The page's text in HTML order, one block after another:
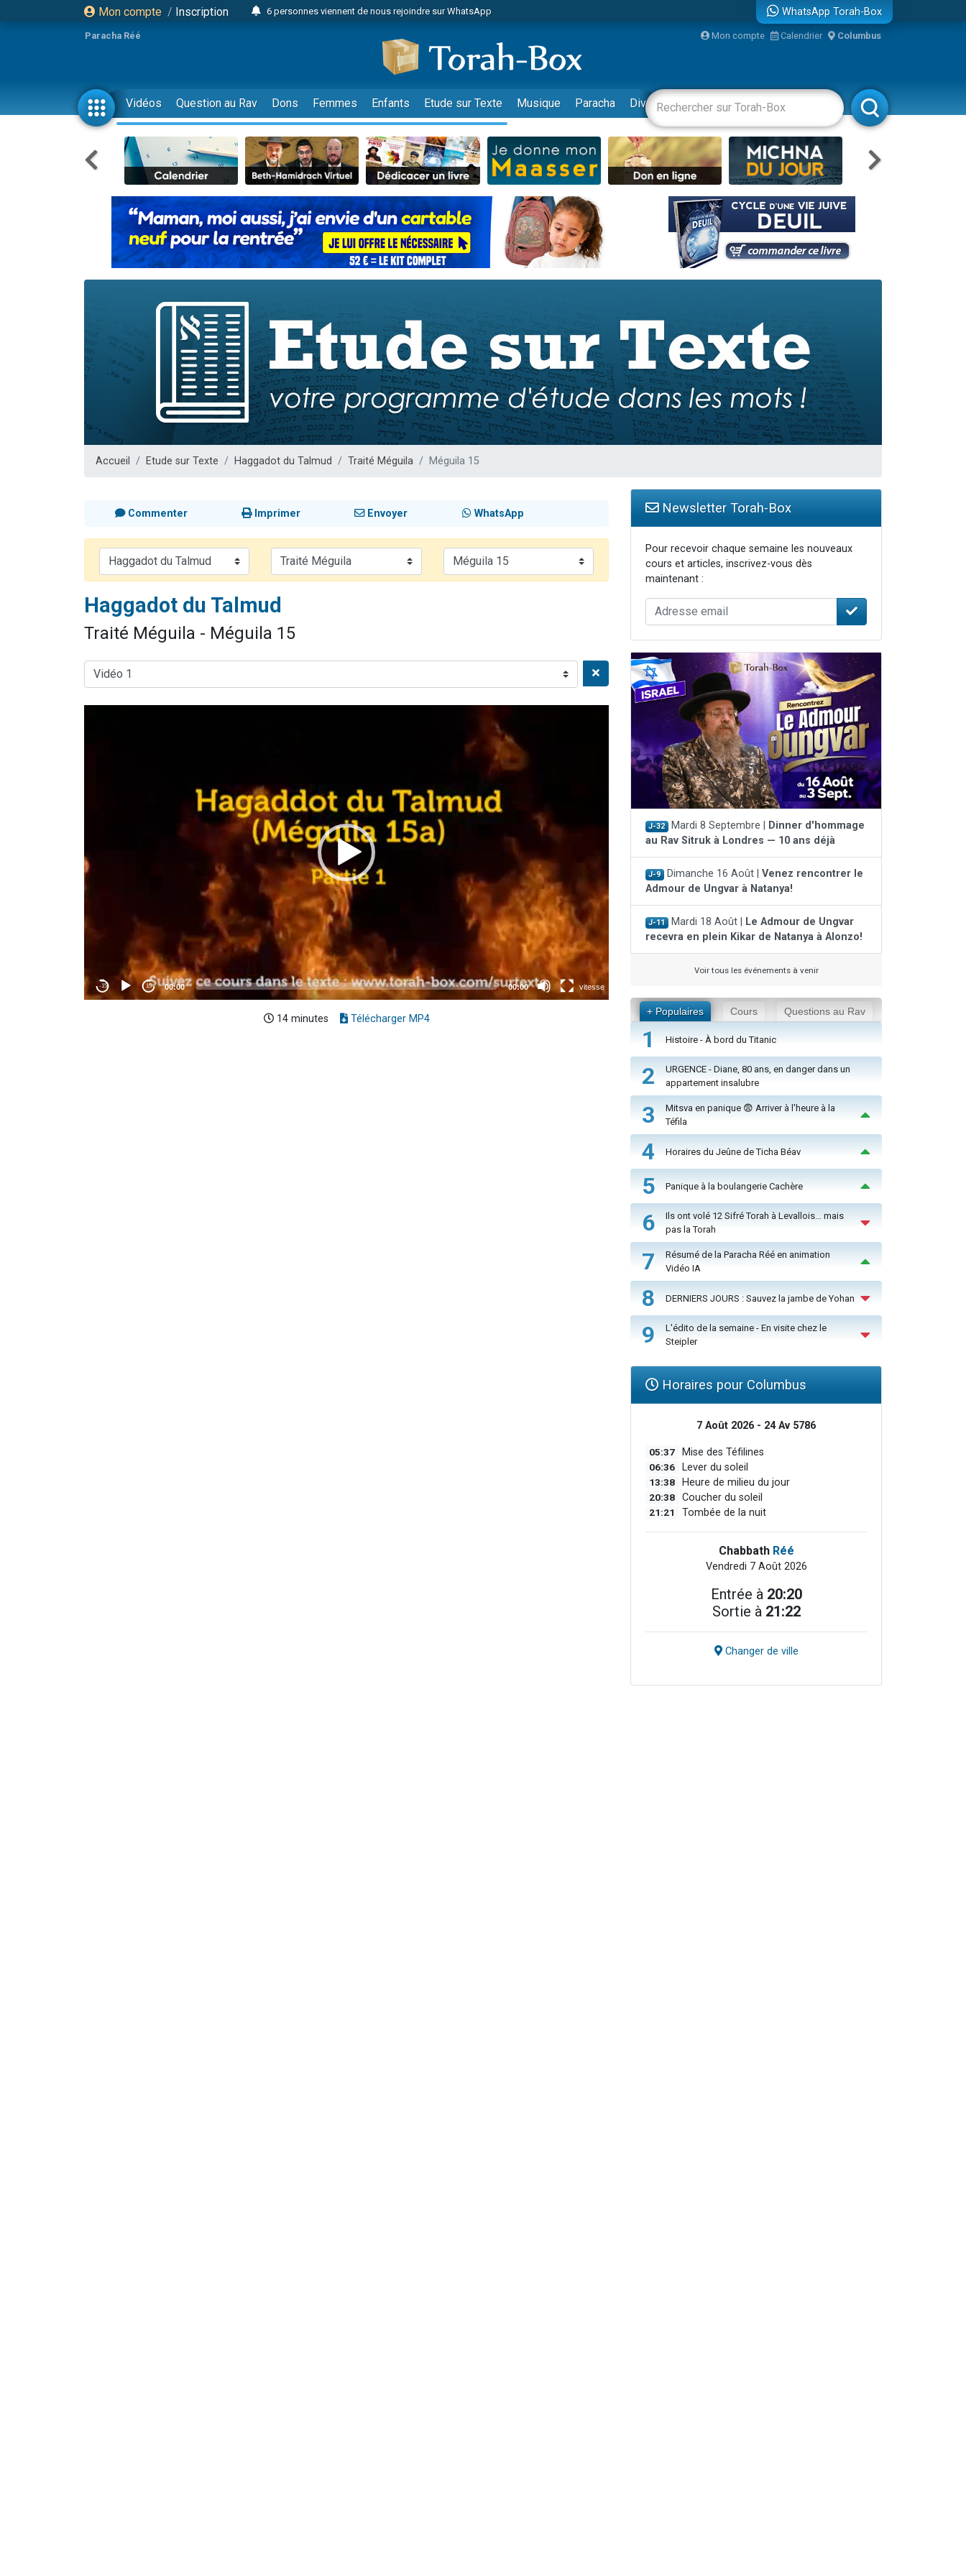
Mon compte / Inscription
6 personnes viennent de nous rejoindre sur WhatsApp
2 personnes viennent de faire un don pour 1 Journée de Vacances Pour les Enfants
17 personnes viennent de demander une bénédiction
4 personnes viennent de nous rejoindre sur WhatsApp
Il reste 49 places pour étudier en groupe sur Zoom
23 personnes viennent de faire un don pour Diane, 80 ans, dans un appartement insalubre
Eva vient de donner son Maasser
4 personnes viennent de nous rejoindre sur WhatsApp
3 personnes viennent de nous rejoindre sur WhatsApp
3 personnes viennent de faire un don pour 5 jours de vacances aux Orphelins
Odaya vient de donner son Maasser
13 personnes viennent de demander une bénédiction
Il reste 49 places pour étudier en groupe sur Zoom
12 nouvelles musiques dans Torah-Box Music
3 personnes viennent de nous rejoindre sur WhatsApp
2 personnes viennent de nous rejoindre sur WhatsApp
2 personnes viennent de nous rejoindre sur WhatsApp
WhatsApp Torah-Box
Paracha Réé Mon compte Calendrier Columbus
Vidéos Question au Rav Dons Femmes Enfants Etude sur Texte Musique Paracha Divertissements Livres Rabbanim
Accueil Etude sur Texte Haggadot du Talmud Traité Méguila Méguila 15
Commenter Imprimer Envoyer WhatsApp
Haggadot du Talmud
Traité Méguila - Méguila 15
14 minutes Télécharger MP4
Newsletter Torah-Box
Pour recevoir chaque semaine les nouveaux
cours et articles, inscrivez-vous dès
maintenant :
J-32 Mardi 8 Septembre |
Dinner d'hommage
au Rav Sitruk à Londres — 10 ans déjà
J-9 Dimanche 16 Août | Venez rencontrer le
Admour de Ungvar à Natanya!
J-11 Mardi 18 Août |
Le Admour de Ungvar
recevra en plein Kikar de Natanya à Alonzo!
Voir tous les événements à venir
+ Populaires Cours Questions au Rav
1 Histoire - À bord du Titanic
2
URGENCE - Diane, 80 ans, en danger dans un
appartement insalubre
3
Mitsva en panique 😨 Arriver à l'heure à la
Téfila
4 Horaires du Jeûne de Ticha Béav
5 Panique à la boulangerie Cachère
6
Ils ont volé 12 Sifré Torah à Levallois… mais
pas la Torah
7
Résumé de la Paracha Réé en animation
Vidéo IA
8 DERNIERS JOURS : Sauvez la jambe de Yohan
9
L'édito de la semaine - En visite chez le
Steipler
Horaires pour Columbus
7 Août 2026 - 24 Av 5786
05:37 Mise des Téfilines
06:36 Lever du soleil
13:38 Heure de milieu du jour
20:38 Coucher du soleil
21:21 Tombée de la nuit
Chabbath Réé
Vendredi 7 Août 2026
Entrée à 20:20
Sortie à 21:22
Changer de ville